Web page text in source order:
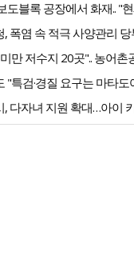
도블록 공장에서 화재.. "
, 폭염 속 적극 사양관리 당
만 저수지 20곳".. 농어촌
, 다자녀 지원 확대…아이